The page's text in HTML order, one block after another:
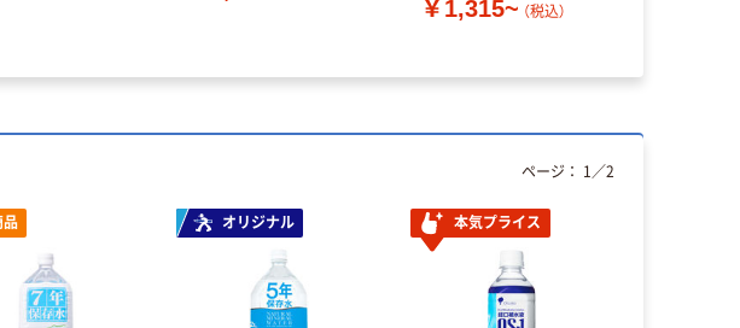
￥1,315~ （税込）
品 オリジナル 本気プライス
ページ： 1 ／2